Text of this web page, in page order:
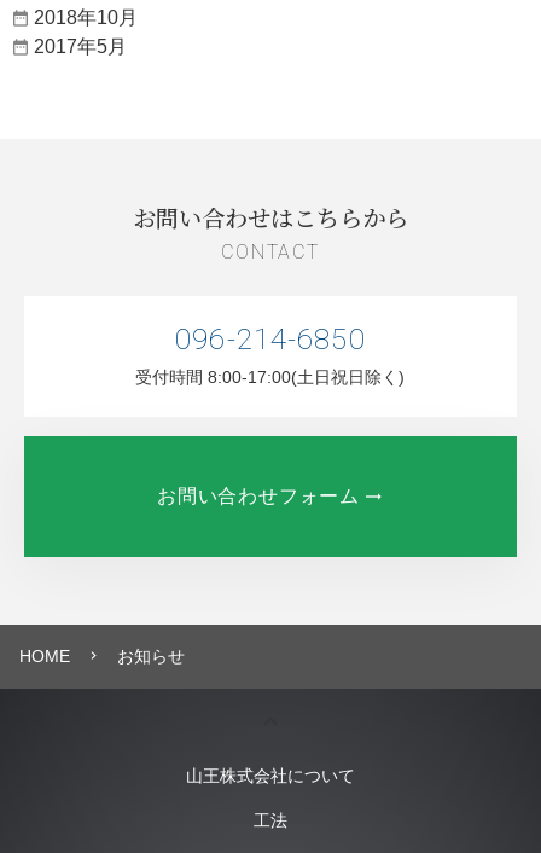
2018年10月
2017年5月
お問い合わせはこちらから
CONTACT
096-214-6850
受付時間 8:00-17:00(土日祝日除く)
お問い合わせフォーム
HOME navigate_next お知らせ
山王株式会社について
工法